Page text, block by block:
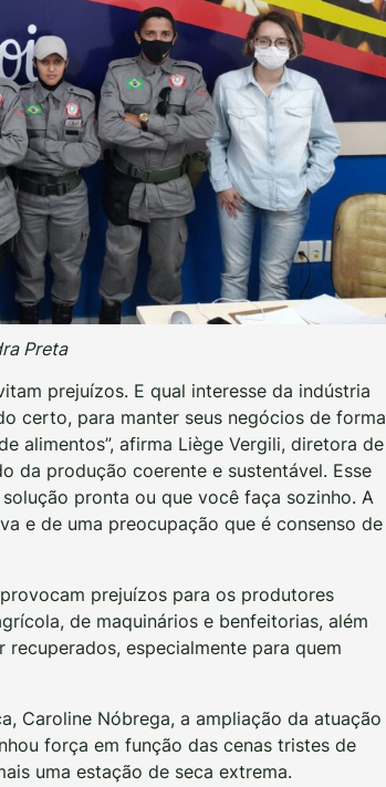
Preta
prejuízos. E qual interesse da indústria
certo, para manter seus negócios de forma
alimentos”, afirma Liège Vergili, diretora de
da produção coerente e sustentável. Esse
pronta ou que você faça sozinho. A
e de uma preocupação que é consenso de
prejuízos para os produtores
de maquinários e benfeitorias, além
especialmente para quem
Caroline Nóbrega, a ampliação da atuação
força em função das cenas tristes de
uma estação de seca extrema.